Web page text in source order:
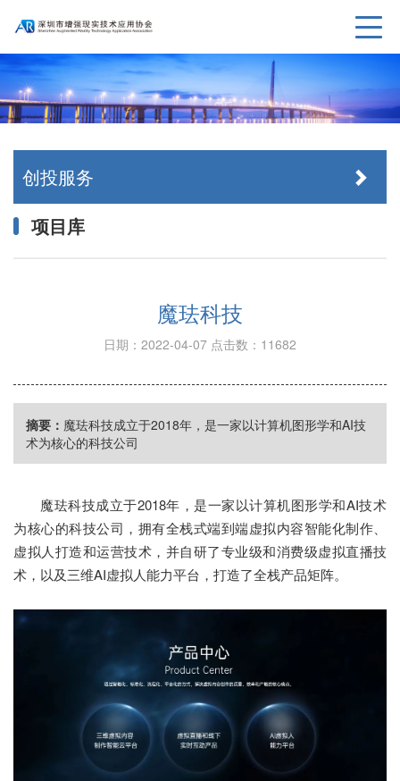
创投服务
项目库
魔珐科技
日期：2022-04-07 点击数：11682
摘要： 魔珐科技成立于2018年，是一家以计算机图形学和AI技
术为核心的科技公司
魔珐科技成立于2018年，是一家以计算机图形学和AI技术
为核心的科技公司，拥有全栈式端到端虚拟内容智能化制作、
虚拟人打造和运营技术，并自研了专业级和消费级虚拟直播技
术，以及三维AI虚拟人能力平台，打造了全栈产品矩阵。